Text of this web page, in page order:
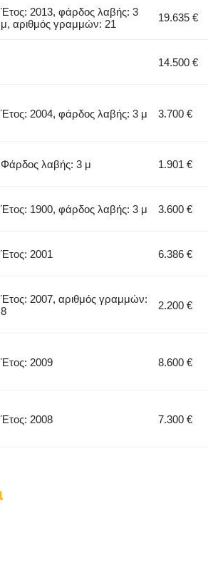
Έτος: 2013, φάρδος λαβής: 3
μ, αριθμός γραμμών: 21
19.635 €
14.500 €
Έτος: 2004, φάρδος λαβής: 3 μ 3.700 €
Φάρδος λαβής: 3 μ 1.901 €
Έτος: 1900, φάρδος λαβής: 3 μ 3.600 €
Έτος: 2001 6.386 €
Έτος: 2007, αριθμός γραμμών:
8
2.200 €
Έτος: 2009 8.600 €
Έτος: 2008 7.300 €